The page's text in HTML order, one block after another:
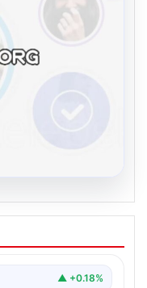
İle Dijital
Chat
biçimde bağlantı
▲ +0.18%